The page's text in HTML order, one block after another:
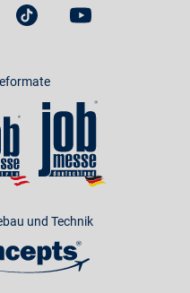
und Technik